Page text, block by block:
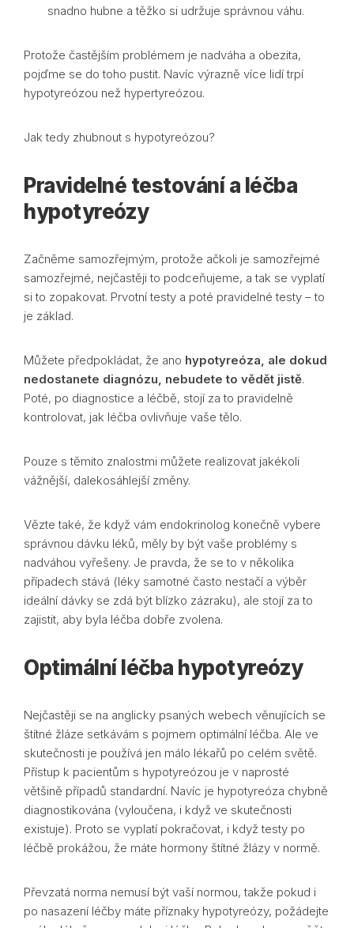
snadno hubne a těžko si udržuje správnou váhu.
Protože častějším problémem je nadváha a obezita,
pojďme se do toho pustit. Navíc výrazně více lidí trpí
hypotyreózou než hypertyreózou.
Jak tedy zhubnout s hypotyreózou?
Pravidelné testování a léčba
hypotyreózy
Začněme samozřejmým, protože ačkoli je samozřejmé
samozřejmé, nejčastěji to podceňujeme, a tak se vyplatí
si to zopakovat. Prvotní testy a poté pravidelné testy – to
je základ.
Můžete předpokládat, že ano hypotyreóza, ale dokud
nedostanete diagnózu, nebudete to vědět jistě.
Poté, po diagnostice a léčbě, stojí za to pravidelně
kontrolovat, jak léčba ovlivňuje vaše tělo.
Pouze s těmito znalostmi můžete realizovat jakékoli
vážnější, dalekosáhlejší změny.
Vězte také, že když vám endokrinolog konečně vybere
správnou dávku léků, měly by být vaše problémy s
nadváhou vyřešeny. Je pravda, že se to v několika
případech stává (léky samotné často nestačí a výběr
ideální dávky se zdá být blízko zázraku), ale stojí za to
zajistit, aby byla léčba dobře zvolena.
Optimální léčba hypotyreózy
Nejčastěji se na anglicky psaných webech věnujících se
štítné žláze setkávám s pojmem optimální léčba. Ale ve
skutečnosti je používá jen málo lékařů po celém světě.
Přístup k pacientům s hypotyreózou je v naprosté
většině případů standardní. Navíc je hypotyreóza chybně
diagnostikována (vyloučena, i když ve skutečnosti
existuje). Proto se vyplatí pokračovat, i když testy po
léčbě prokážou, že máte hormony štítné žlázy v normě.
Převzatá norma nemusí být vaší normou, takže pokud i
po nasazení léčby máte příznaky hypotyreózy, požádejte